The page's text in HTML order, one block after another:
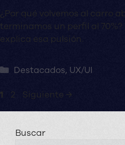
¿Por qué volvemos al carro
terminamos un perfil al
explica esa pulsión.
Categorías
Destacados, UX/UI
Página
1 Página
2 Siguiente →
Buscar